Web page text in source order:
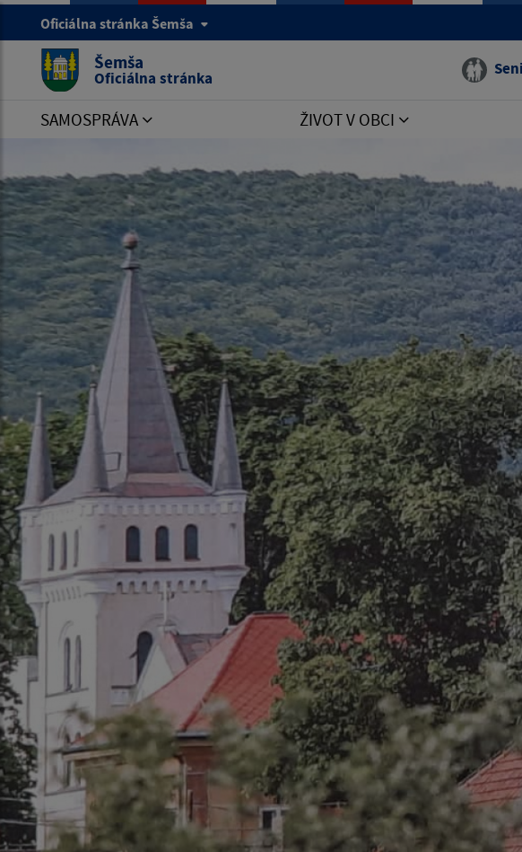
Oficiálna stránka Šemša
Šemša
Oficiálna stránka
SAMOSPRÁVA ŽIVOT V OBCI